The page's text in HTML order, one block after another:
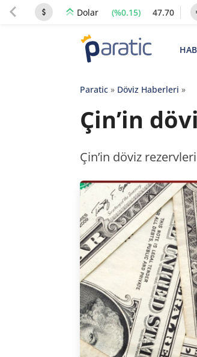
Dolar (%0.15) 47.70
Paratic» Döviz Haberleri »
Çin’in
Çin’in döviz